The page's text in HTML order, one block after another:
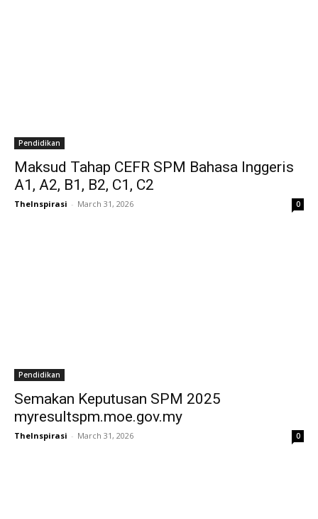
Pendidikan
Maksud Tahap CEFR SPM Bahasa Inggeris
A1, A2, B1, B2, C1, C2
TheInspirasi - March 31, 2026 0
Pendidikan
Semakan Keputusan SPM 2025
myresultspm.moe.gov.my
TheInspirasi - March 31, 2026 0